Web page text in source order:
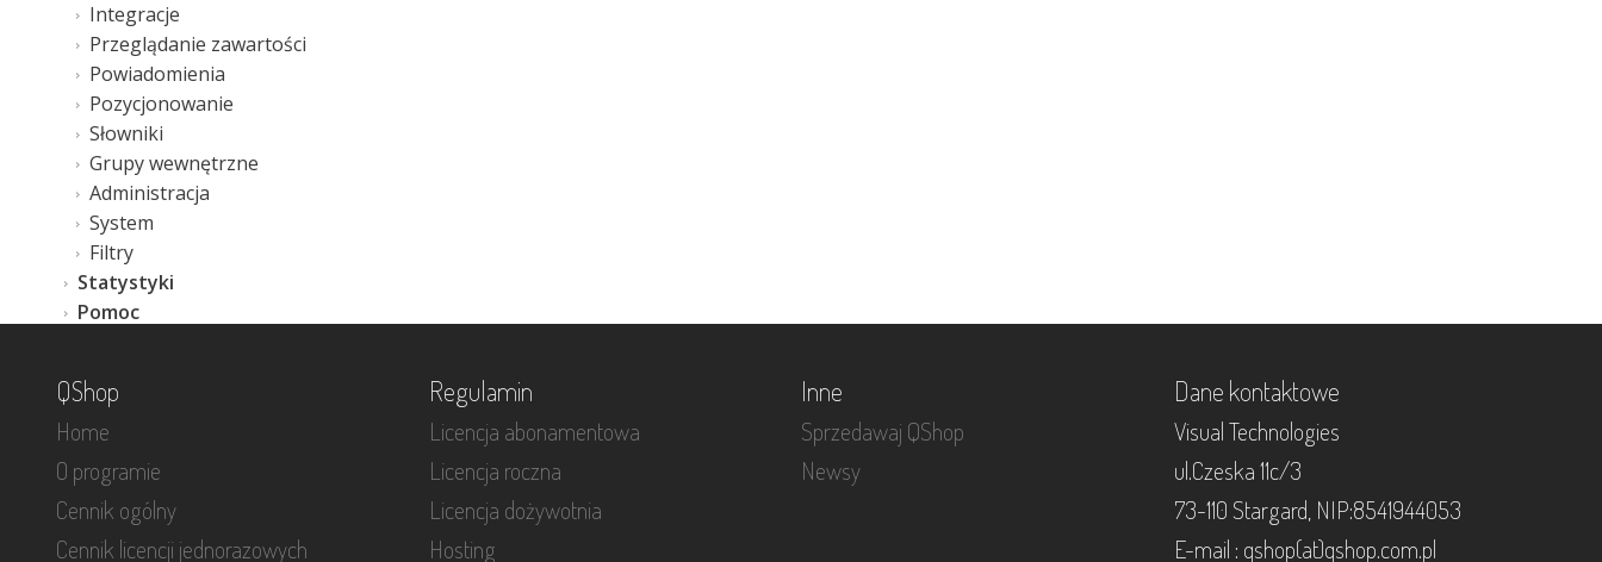
Integracje
Przeglądanie zawartości
Powiadomienia
Pozycjonowanie
Słowniki
Grupy wewnętrzne
Administracja
System
Filtry
Statystyki
Pomoc
QShop
Home
O programie
Cennik ogólny
Cennik licencji jednorazowych
Regulamin
Licencja abonamentowa
Licencja roczna
Licencja dożywotnia
Hosting
Inne
Sprzedawaj QShop
Newsy
Dane kontaktowe
Visual Technologies
ul.Czeska 11c/3
73-110 Stargard, NIP:8541944053
E-mail : qshop(at)qshop.com.pl